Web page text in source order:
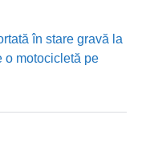
în stare gravă la
o motocicletă pe